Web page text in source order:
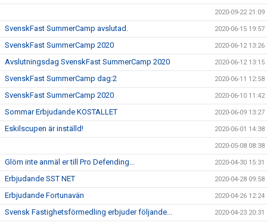
2020-09-22 21:09
SvenskFast SummerCamp avslutad. 2020-06-15 19:57
SvenskFast SummerCamp 2020 2020-06-12 13:26
Avslutningsdag SvenskFast SummerCamp 2020 2020-06-12 13:15
SvenskFast SummerCamp dag:2 2020-06-11 12:58
SvenskFast SummerCamp 2020 2020-06-10 11:42
Sommar Erbjudande KOSTALLET 2020-06-09 13:27
Eskilscupen är inställd! 2020-06-01 14:38
2020-05-08 08:38
Glöm inte anmäl er till Pro Defending... 2020-04-30 15:31
Erbjudande SST NET 2020-04-28 09:58
Erbjudande Fortunavän 2020-04-26 12:24
Svensk Fastighetsförmedling erbjuder följande... 2020-04-23 20:31